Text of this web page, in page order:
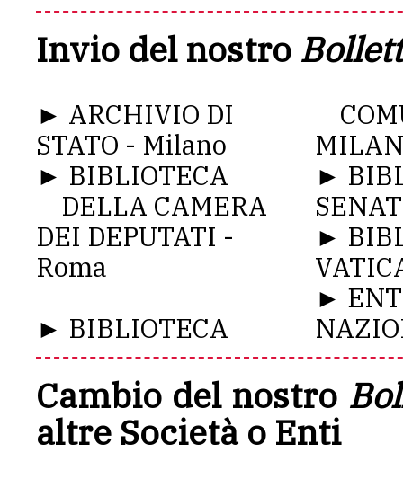
Invio del nostro
► ARCHIVIO DI
STATO - Milano
► BIBLIOTECA
DELLA CAMERA
DEI DEPUTATI -
Roma
► BIBLIOTECA
►
►
►
Cambio del nostro
altre Società o Enti